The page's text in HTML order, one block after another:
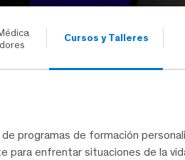
Cursos y Talleres
programas de formación
para enfrentar situaciones de la